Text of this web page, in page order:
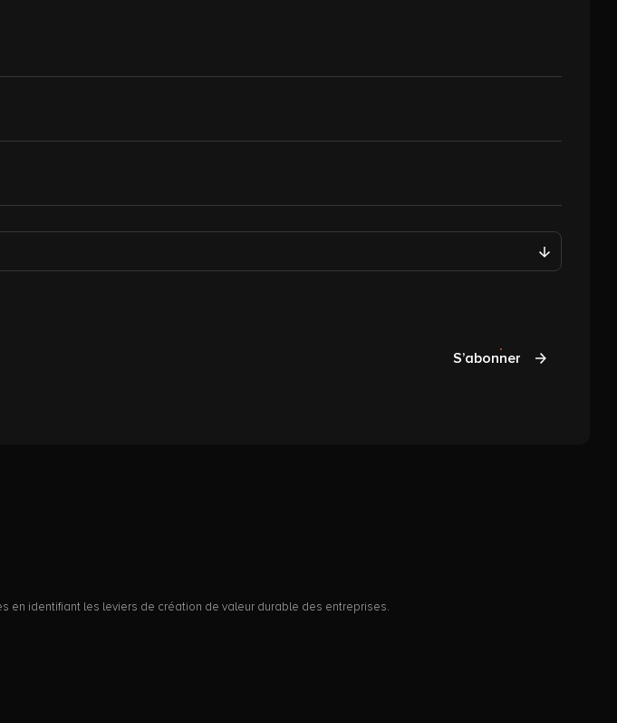
S’abonner
en identifiant les leviers de création de valeur durable des entreprises.